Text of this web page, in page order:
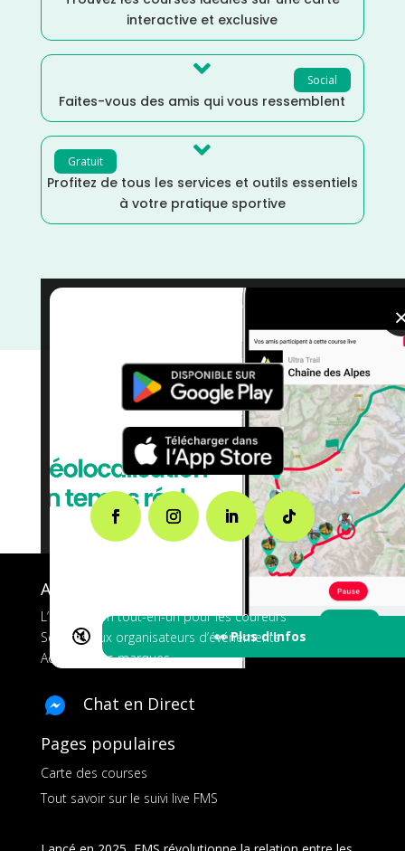
interactive et exclusive
Social

Faites-vous des amis qui vous ressemblent
Gratuit 
Profitez de tous les services et outils essentiels
à votre pratique sportive
🔇 👀 Plus d'Infos
/Course à Pied
A propos de FMS
L’application tout-en-un pour les coureurs
Services aux organisateurs d’événements
Ads pour les marques
Chat en Direct
Pages populaires
Carte des courses
Tout savoir sur le suivi live FMS